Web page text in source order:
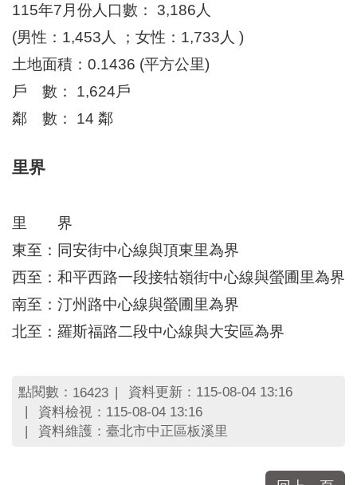
化
資
產
北
市
區
界
北
市
鄰
長
名
冊
115年7月份人口數： 3,186人
(男性：1,453人 ；女性：1,733人 )
土地面積：0.1436 (平方公里)
戶 數： 1,624戶
鄰 數： 14 鄰
里界
里 界
東至：同安街中心線與頂東里為界
西至：和平西路一段接牯嶺街中心線與螢圃里為界
南至：汀州路中心線與螢圃里為界
北至：羅斯福路二段中心線與大安區為界
點閱數： 16423
資料更新：115-08-04 13:16
資料檢視：115-08-04 13:16
資料維護：臺北市中正區板溪里